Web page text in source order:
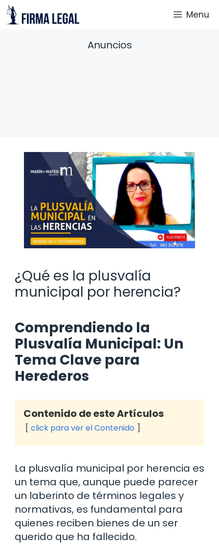
Saltar
al
Menu
Anuncios
¿Qué es la plusvalía
municipal por herencia?
Comprendiendo la
Plusvalía Municipal: Un
Tema Clave para
Herederos
Contenido de este Artículos
click para ver el Contenido
La plusvalía municipal por herencia es
un tema que, aunque puede parecer
un laberinto de términos legales y
normativas, es fundamental para
quienes reciben bienes de un ser
querido que ha fallecido.